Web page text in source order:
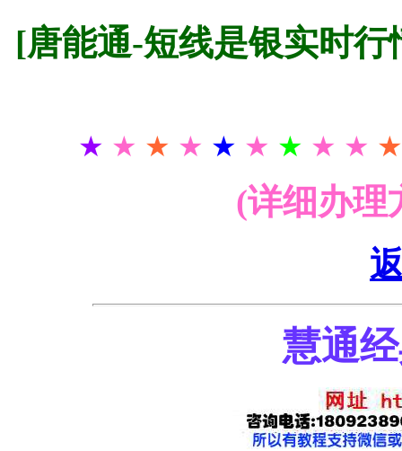
[唐能通-短线是银实时
★ ★ ★ ★ ★ ★ ★ ★ ★ ★
(详细办理
慧通